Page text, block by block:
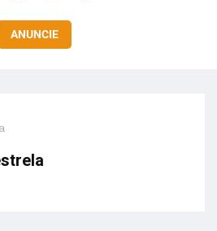
ANUNCIE
novas vítimas e
em Campinas